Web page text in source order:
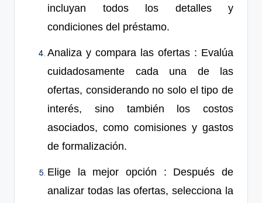
incluyan todos los detalles y
condiciones del préstamo.
Analiza y compara las ofertas : Evalúa
cuidadosamente cada una de las
ofertas, considerando no solo el tipo de
interés, sino también los costos
asociados, como comisiones y gastos
de formalización.
Elige la mejor opción
: Después de
analizar todas las ofertas, selecciona la